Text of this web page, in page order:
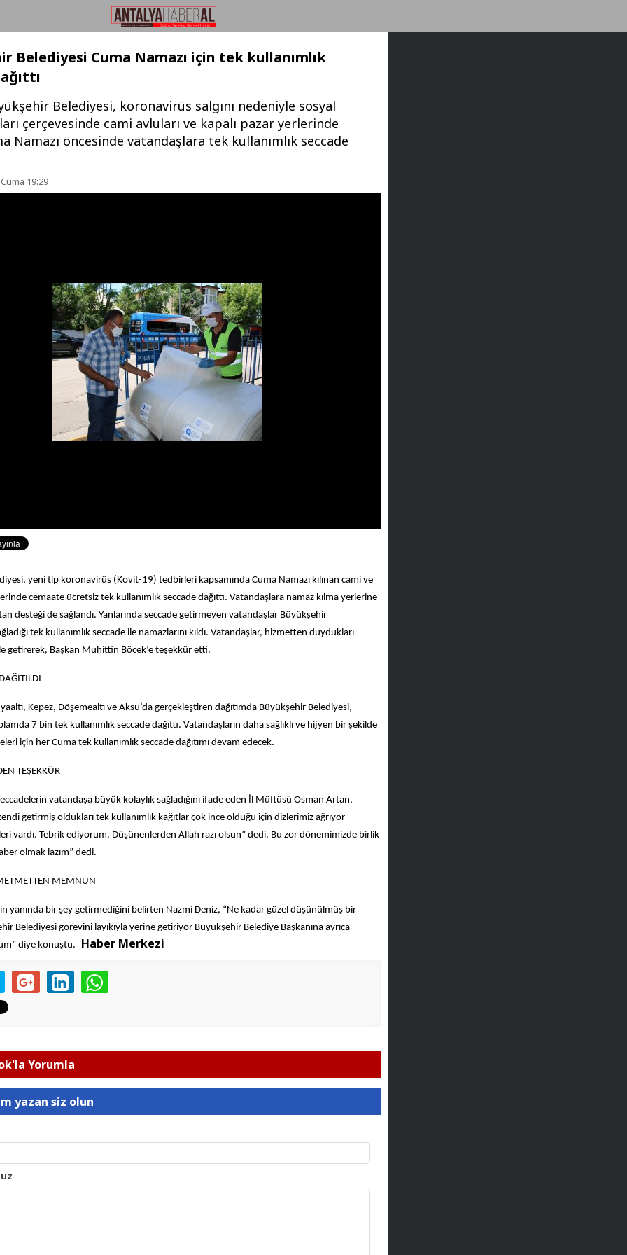
Belediyesi Cuma Namazı için tek kullanımlık
Belediyesi, koronavirüs salgını nedeniyle sosyal
çerçevesinde cami avluları ve kapalı pazar yerlerinde
Namazı öncesinde vatandaşlara tek kullanımlık seccade
19:29
yeni tip koronavirüs (Kovit-19) tedbirleri kapsamında Cuma Namazı kılınan cami ve
cemaate ücretsiz tek kullanımlık seccade dağıttı. Vatandaşlara namaz kılma yerlerine
desteği de sağlandı. Yanlarında seccade getirmeyen vatandaşlar Büyükşehir
tek kullanımlık seccade ile namazlarını kıldı. Vatandaşlar, hizmetten duydukları
getirerek, Başkan Muhittin Böcek’e teşekkür etti.
Kepez, Döşemealtı ve Aksu’da gerçekleştiren dağıtımda Büyükşehir Belediyesi,
7 bin tek kullanımlık seccade dağıttı. Vatandaşların daha sağlıklı ve hijyen bir şekilde
için her Cuma tek kullanımlık seccade dağıtımı devam edecek.
TEŞEKKÜR
vatandaşa büyük kolaylık sağladığını ifade eden İl Müftüsü Osman Artan,
getirmiş oldukları tek kullanımlık kağıtlar çok ince olduğu için dizlerimiz ağrıyor
vardı. Tebrik ediyorum. Düşünenlerden Allah razı olsun” dedi. Bu zor dönemimizde birlik
olmak lazım” dedi.
MEMNUN
yanında bir şey getirmediğini belirten Nazmi Deniz, “Ne kadar güzel düşünülmüş bir
Belediyesi görevini layıkıyla yerine getiriyor Büyükşehir Belediye Başkanına ayrıca
diye konuştu.
Haber Merkezi
Yorumla
yazan siz olun